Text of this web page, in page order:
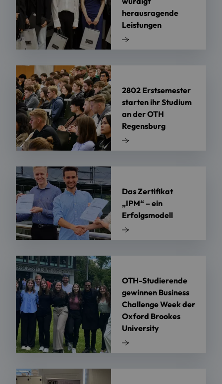
herausragende
Leistungen
2802 Erstsemester
starten ihr Studium
an der OTH
Regensburg
Das Zertifikat
„IPM“ – ein
Erfolgsmodell
OTH-Studierende
gewinnen Business
Challenge Week der
Oxford Brookes
University